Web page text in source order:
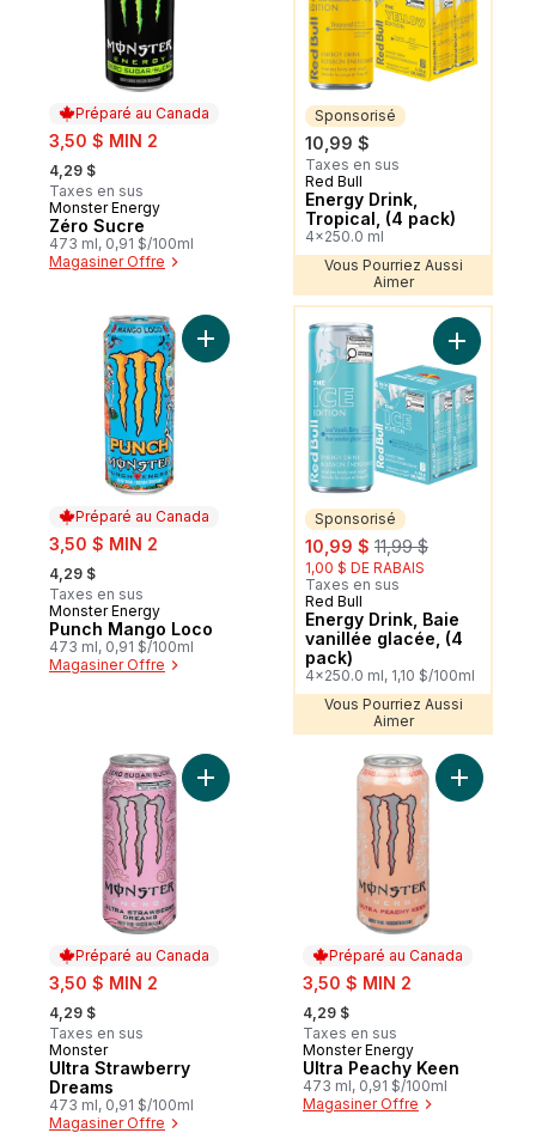
Préparé au Canada
sale:
3,50 $ MIN 2
, formerly:
4,29 $
Taxes en sus
Préparé au Canada
Monster Energy
Zéro Sucre
473 ml, 0,91 $/100ml
Magasiner Offre
Sponsorisé
10,99 $
Taxes en sus
Sponsorisé
Red Bull
Energy Drink,
Tropical, (4 pack)
4x250.0 ml
Vous Pourriez Aussi
Aimer
Préparé au Canada
sale:
3,50 $ MIN 2
, formerly:
4,29 $
Taxes en sus
Préparé au Canada
Monster Energy
Punch Mango Loco
473 ml, 0,91 $/100ml
Magasiner Offre
Ajouter Punch Mango Loco au panier
Vous Pourriez Aussi Aimer
Sponsorisé
sale:
10,99 $ , formerly:
11,99 $
1,00 $ DE RABAIS
Taxes en sus
Sponsorisé
Red Bull
Energy Drink, Baie
vanillée glacée, (4
pack)
4x250.0 ml, 1,10 $/100ml
Ajouter
Vous Pourriez Aussi
Aimer
Préparé au Canada
sale:
3,50 $ MIN 2
, formerly:
4,29 $
Taxes en sus
Préparé au Canada
Monster
Ultra Strawberry
Dreams
473 ml, 0,91 $/100ml
Magasiner Offre
Ajouter Ultra Strawberry Dreams au panier
Préparé au Canada
sale:
3,50 $ MIN 2
, formerly:
4,29 $
Taxes en sus
Préparé au Canada
Monster Energy
Ultra Peachy Keen
473 ml, 0,91 $/100ml
Magasiner Offre
Ajouter